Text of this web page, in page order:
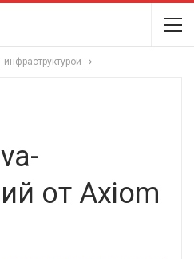
от Axiom